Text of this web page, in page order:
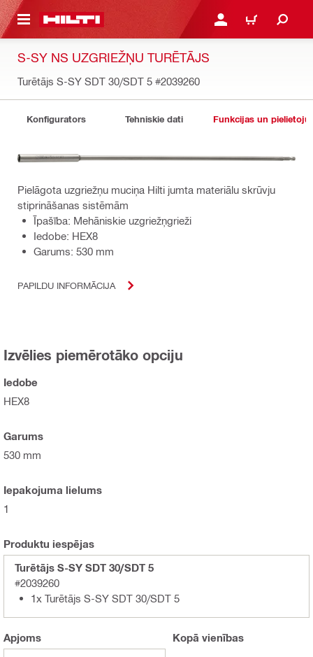
SATURU PIESLĒGTIES VAI
IEPIRKŠANĀS
S-SY NS UZGRIEŽŅU TURĒTĀJS
Turētājs S-SY SDT 30/SDT 5 #2039260
Konfigurators Tehniskie dati Funkcijas un
Pielāgota uzgriežņu muciņa Hilti jumta materiālu skrūvju
stiprināšanas sistēmām
Īpašība: Mehāniskie uzgriežņgrieži
Iedobe: HEX8
Garums: 530 mm
PAPILDU INFORMĀCIJA
Izvēlies piemērotāko opciju
Iedobe
HEX8
Garums
530 mm
Iepakojuma lielums
1
Produktu iespējas
Turētājs S-SY SDT 30/SDT 5
#2039260
1x Turētājs S-SY SDT 30/SDT 5
Apjoms Kopā vienības